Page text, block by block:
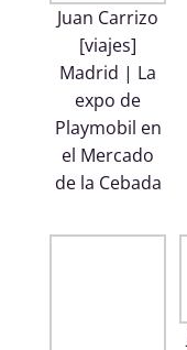
Juan Carrizo
[viajes]
Madrid | La
expo de
Playmobil en
el Mercado
de la Cebada